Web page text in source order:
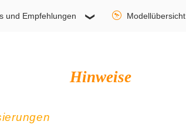
und Empfehlungen Modellübersicht
Hinweise